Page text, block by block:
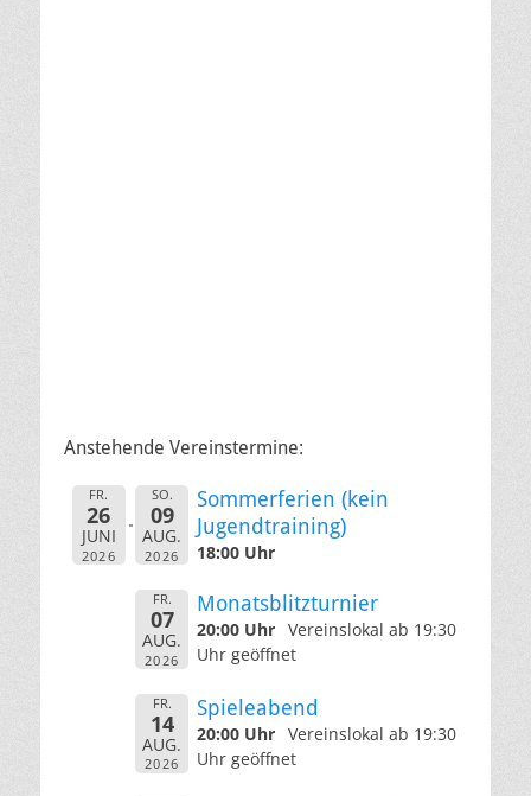
Anstehende Vereinstermine:
FR.
26
JUNI
2026
SO.
09
AUG.
2026
Sommerferien (kein
Jugendtraining)
18:00 Uhr
FR.
07
AUG.
2026
Monatsblitzturnier
20:00 Uhr Vereinslokal ab 19:30
Uhr geöffnet
FR.
14
AUG.
2026
Spieleabend
20:00 Uhr Vereinslokal ab 19:30
Uhr geöffnet